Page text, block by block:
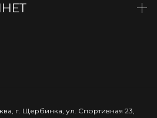
, г. Щербинка, ул. Спортивная 23,